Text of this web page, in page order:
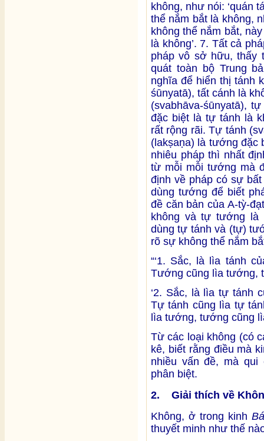
không, như nói: ‘quán
thể nắm bắt là không,
không thể nắm bắt,
là không’. 7. Tất cả
pháp vô sở hữu, thấy
quát toàn bộ Trung
nghĩa để hiển thị tánh
śūnyatā), tất cánh là
(svabhāva-śūnyatā),
đặc biệt là tự tánh là
rất rộng rãi. Tự tánh
(lakṣaṇa) là tướng đặc
nhiêu pháp thì nhất
từ mỗi mỗi tướng mà
định về pháp có sự
dùng tướng để biết
đề căn bản của A-tỳ-
không và tự tướng là
dùng tự tánh và (tự)
rõ sự không thể nắm
“‘1. Sắc, là lìa tánh
Tướng cũng lìa tướng,
‘2. Sắc, là lìa tự tánh
Tự tánh cũng lìa tự
lìa tướng, tướng cũng
Từ các loại không (có
kê, biết rằng điều mà
nhiều vấn đề, mà
phân biệt.
2. Giải thích về
Không, ở trong kinh
thuyết minh như thế